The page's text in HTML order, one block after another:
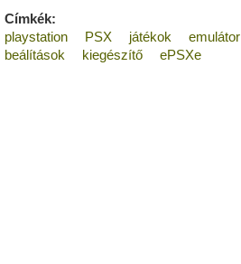
Címkék:
playstation
PSX játékok emulátor
beálítások
kiegészítő ePSXe